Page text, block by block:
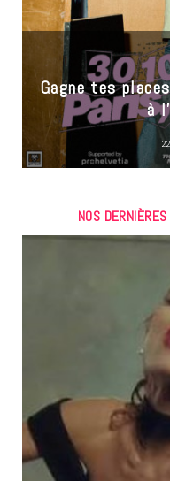
Gagne tes
à
NOS